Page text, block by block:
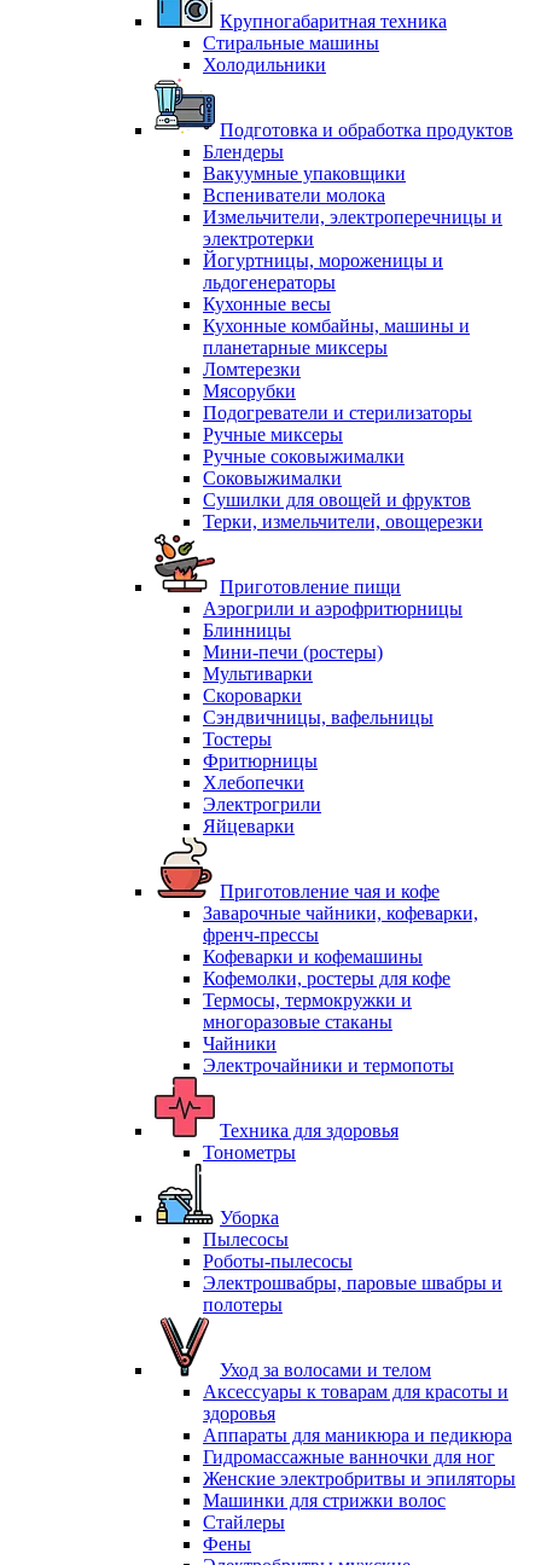
Крупногабаритная техника
Стиральные машины
Холодильники
Подготовка и обработка продуктов
Блендеры
Вакуумные упаковщики
Вспениватели молока
Измельчители, электроперечницы и
электротерки
Йогуртницы, мороженицы и
льдогенераторы
Кухонные весы
Кухонные комбайны, машины и
планетарные миксеры
Ломтерезки
Мясорубки
Подогреватели и стерилизаторы
Ручные миксеры
Ручные соковыжималки
Соковыжималки
Сушилки для овощей и фруктов
Терки, измельчители, овощерезки
Приготовление пищи
Аэрогрили и аэрофритюрницы
Блинницы
Мини-печи (ростеры)
Мультиварки
Скороварки
Сэндвичницы, вафельницы
Тостеры
Фритюрницы
Хлебопечки
Электрогрили
Яйцеварки
Приготовление чая и кофе
Заварочные чайники, кофеварки,
френч-прессы
Кофеварки и кофемашины
Кофемолки, ростеры для кофе
Термосы, термокружки и
многоразовые стаканы
Чайники
Электрочайники и термопоты
Техника для здоровья
Тонометры
Уборка
Пылесосы
Роботы-пылесосы
Электрошвабры, паровые швабры и
полотеры
Уход за волосами и телом
Аксессуары к товарам для красоты и
здоровья
Аппараты для маникюра и педикюра
Гидромассажные ванночки для ног
Женские электробритвы и эпиляторы
Машинки для стрижки волос
Стайлеры
Фены